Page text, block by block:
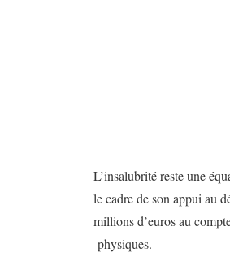
L’insalubrité reste une
le cadre de son appui au
millions d’euros au
physiques.